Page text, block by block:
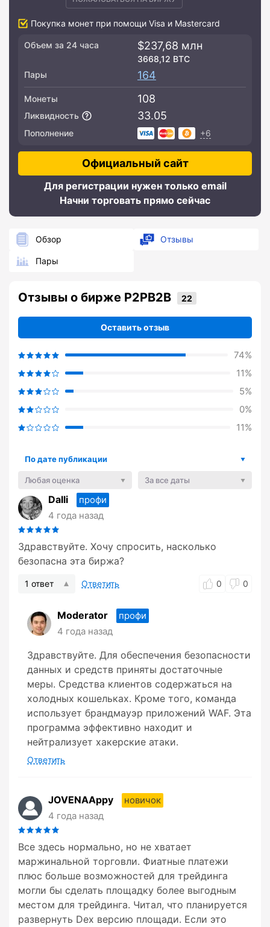
Покупка монет при помощи Visa и Mastercard
Объем за 24 часа $237,68 млн
3668,12 BTC
Пары
164
Монеты 108
Ликвидность 33.05
Пополнение +6
Официальный сайт
Для регистрации нужен только email
Начни торговать прямо сейчас
Обзор Отзывы
Пары
Отзывы о бирже P2PB2B
Оставить отзыв
74%
11%
5%
0%
11%
По дате публикации
Любая оценка За все даты
Dalli
профи
4 года назад
Здравствуйте. Хочу спросить, насколько
безопасна эта биржа?
1 ответ Ответить 0 0
Moderator
профи
4 года назад
Здравствуйте. Для обеспечения безопасности
данных и средств приняты достаточные
меры. Средства клиентов содержаться на
холодных кошельках. Кроме того, команда
использует брандмауэр приложений WAF. Эта
программа эффективно находит и
нейтрализует хакерские атаки.
Ответить
JOVENAAppy
новичок
4 года назад
Все здесь нормально, но не хватает
маржинальной торговли. Фиатные платежи
плюс больше возможностей для трейдинга
могли бы сделать площадку более выгодным
местом для трейдинга. Читал, что планируется
развернуть Dex версию площади. Если это